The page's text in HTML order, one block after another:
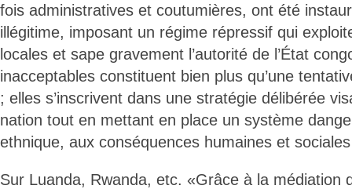
fois administratives et coutumières, ont été
illégitime, imposant un régime répressif qui
locales et sape gravement l’autorité de l’État
inacceptables constituent bien plus qu’une
; elles s’inscrivent dans une stratégie délibérée
nation tout en mettant en place un système
ethnique, aux conséquences humaines et
Sur Luanda, Rwanda, etc. «Grâce à la médiation